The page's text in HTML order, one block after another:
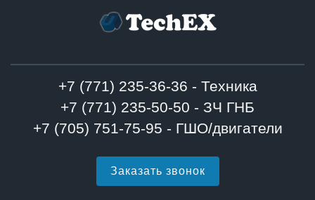
+7 (771) 235-36-36 - Техника
+7 (771) 235-50-50 - ЗЧ ГНБ
+7 (705) 751-75-95 - ГШО/двигатели
Заказать звонок